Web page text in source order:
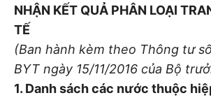
NHẬN KẾT QUẢ PHÂN LOẠI
TẾ
(Ban hành kèm theo Thông tư
BYT ngày 15/11/2016 của Bộ
1. Danh sách các nước thuộc